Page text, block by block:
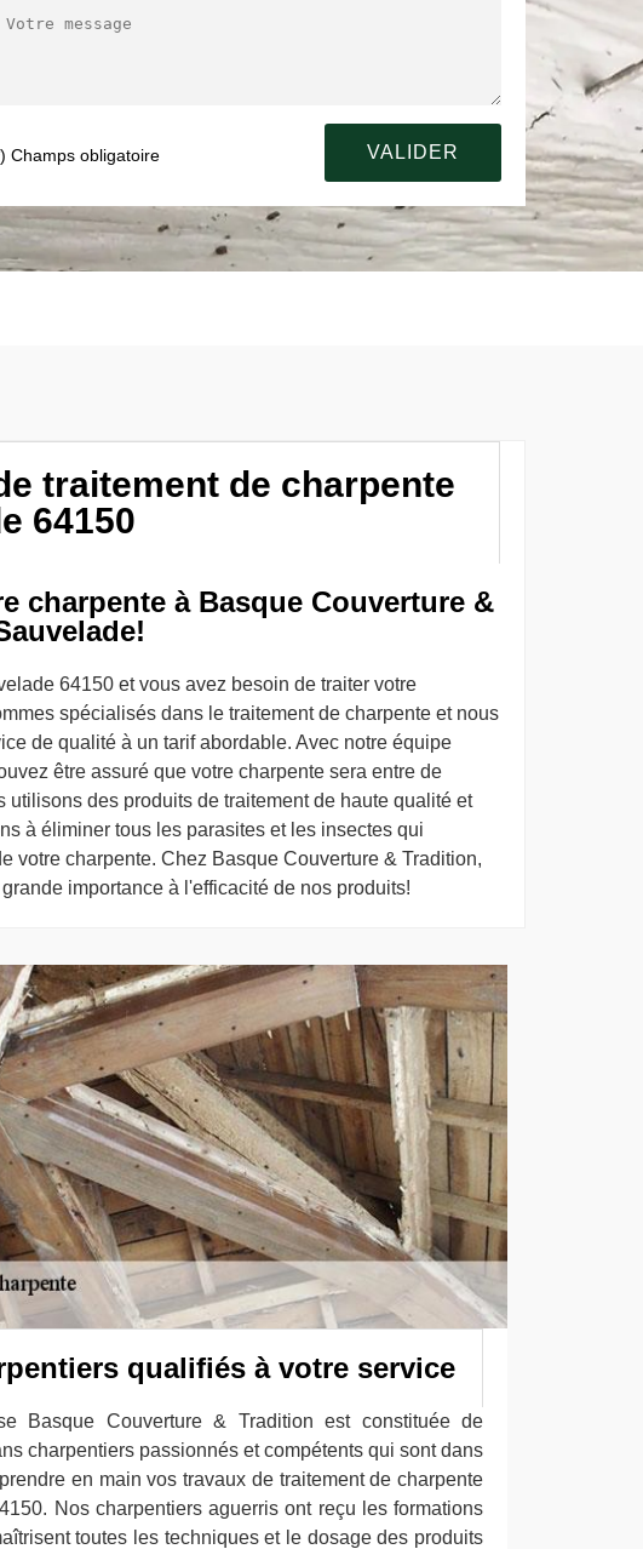
Champs obligatoire
traitement de charpente
64150
charpente à Basque Couverture &
64150 et vous avez besoin de traiter votre
spécialisés dans le traitement de charpente et nous
de qualité à un tarif abordable. Avec notre équipe
être assuré que votre charpente sera entre de
utilisons des produits de traitement de haute qualité et
à éliminer tous les parasites et les insectes qui
votre charpente. Chez Basque Couverture & Tradition,
importance à l'efficacité de nos produits!
qualifiés à votre service
Basque Couverture & Tradition est constituée de
charpentiers passionnés et compétents qui sont dans
en main vos travaux de traitement de charpente
Nos charpentiers aguerris ont reçu les formations
toutes les techniques et le dosage des produits